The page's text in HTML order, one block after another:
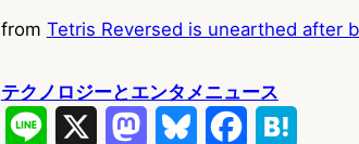
from Tetris Reversed is unearthed after
テクノロジーとエンタメニュース